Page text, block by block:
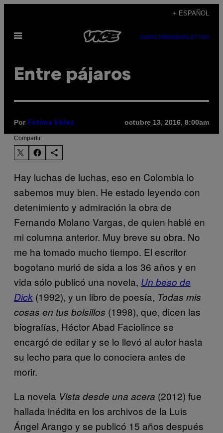
contenido
+ ESPAÑOL
Abrir
SUBSCRIBENEWSLETTER
Entre pájaros
Por Fátima Vélez octubre 13, 2016, 8:00am
Compartir:
Hay luchas de luchas, eso en Colombia lo
sabemos muy bien. He estado leyendo con
detenimiento y admiración la obra de
Fernando Molano Vargas, de quien hablé en
mi columna anterior. Muy breve su obra. No
me ha tomado mucho tiempo. El escritor
bogotano murió de sida a los 36 años y en
vida sólo publicó una novela, Un beso de
Dick (1992), y un libro de poesía, Todas mis
cosas en tus bolsillos (1998), que, dicen las
biografías, Héctor Abad Faciolince se
encargó de editar y se lo llevó al autor hasta
su lecho para que lo conociera antes de
morir.
La novela Vista desde una acera (2012) fue
hallada inédita en los archivos de la Luis
Ángel Arango y se publicó 15 años después